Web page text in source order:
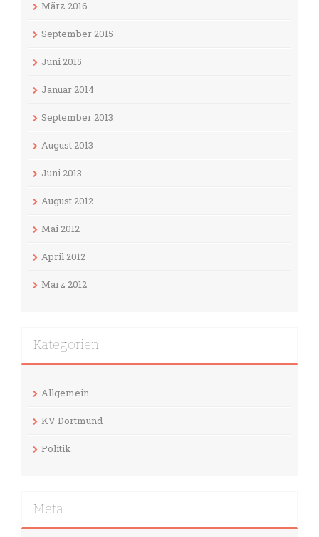
März 2016
September 2015
Juni 2015
Januar 2014
September 2013
August 2013
Juni 2013
August 2012
Mai 2012
April 2012
März 2012
Kategorien
Allgemein
KV Dortmund
Politik
Meta